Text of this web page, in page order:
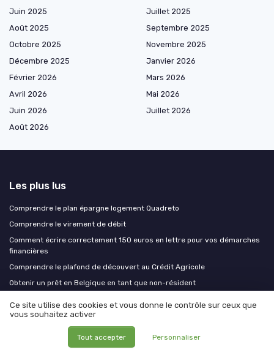
Juin 2025
Juillet 2025
Août 2025
Septembre 2025
Octobre 2025
Novembre 2025
Décembre 2025
Janvier 2026
Février 2026
Mars 2026
Avril 2026
Mai 2026
Juin 2026
Juillet 2026
Août 2026
Les plus lus
Comprendre le plan épargne logement Quadreto
Comprendre le virement de débit
Comment écrire correctement 150 euros en lettre pour vos démarches
financières
Comprendre le plafond de découvert au Crédit Agricole
Obtenir un prêt en Belgique en tant que non-résident
Les derniers articles
Produits structurés et assurance vie : le duo gagnant pour dynamiser
Ce site utilise des cookies et vous donne le contrôle sur ceux que
vous souhaitez activer
Tout accepter Personnaliser